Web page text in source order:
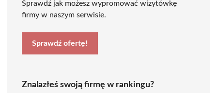
Sprawdź jak możesz wypromować wizytówkę
firmy w naszym serwisie.
Sprawdź ofertę!
Znalazłeś swoją firmę w rankingu?